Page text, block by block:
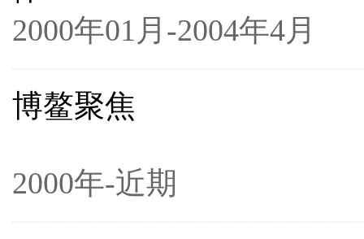
2000年01月-2004年4月
博鳌聚焦
2000年-近期